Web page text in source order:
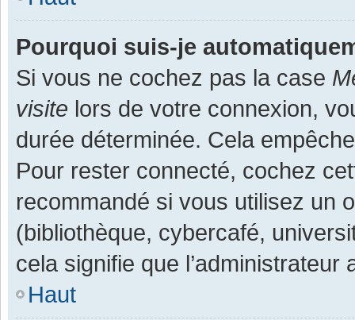
Pourquoi suis-je
Si vous ne cochez pas la case
visite lors de votre connexion,
durée déterminée. Cela
Pour rester connecté, cochez
recommandé si vous utilisez un
(bibliothèque, cybercafé,
cela signifie que
Haut